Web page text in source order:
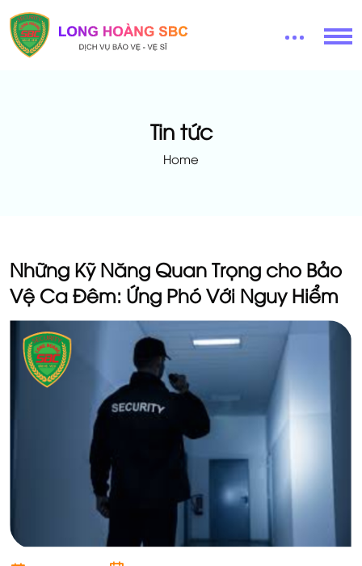
Tin tức
Home
Những Kỹ Năng Quan Trọng cho Bảo
Vệ Ca Đêm: Ứng Phó Với Nguy Hiểm